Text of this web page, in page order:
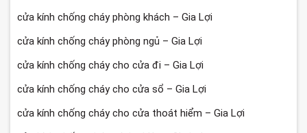
cửa kính chống cháy phòng khách – Gia Lợi
cửa kính chống cháy phòng ngủ – Gia Lợi
cửa kính chống cháy cho cửa đi – Gia Lợi
cửa kính chống cháy cho cửa sổ – Gia Lợi
cửa kính chống cháy cho cửa thoát hiểm – Gia Lợi